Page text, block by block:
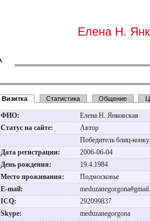
Елена Н.
Визитка Статистика Общение
ФИО:
Елена Н. Янковская
Статус на сайте:
Автор
Победитель блиц-
Дата регистрации:
2006-06-04
День рождения:
19.4.1984
Место проживания:
Подмосковье
E-mail:
ICQ:
292099837
Skype:
meduzanegorgona